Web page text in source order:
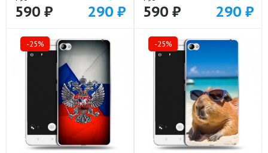
590 ₽ 290 ₽ 590 ₽ 290 ₽
-25% -25%